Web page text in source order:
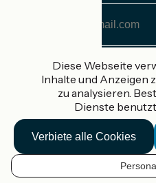
DE
Adresse
Gefördert im Rahmen von
Accueil Vélo Pro
Kontakt
Rechtliche Informationen
Diese Webseite
Inhalte und Anzeigen
zu analysieren.
Dienste
Verbiete alle Cookies